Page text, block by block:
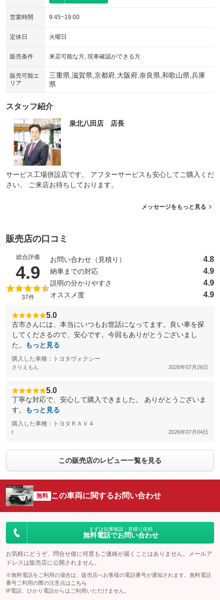
営業時間 9:45~19:00
定休日 火曜日
販売条件 来店可能な方, 現車確認ができる方
販売可能エ
リア
三重県,滋賀県,京都府,大阪府,奈良県,和歌山県,兵庫
県
スタッフ紹介
泉北八田店 店長
サービス工場併設店です。 アフターサービスも安心してご購入くだ
さい。 ご来店お待ちしております。
メッセージをもっと見る
販売店の口コミ
総合評価
4.9 （5点満点中）
37件
お問い合わせ（見積り） 4.8
納車までの対応 4.9
説明の分かりやすさ 4.9
オススメ度 4.9
5.0
古市さんには、本当にいつもお世話になってます。良い車を探
してくださるので、安心です。今回もありがとうございまし
た。
もっと見る
購入した車種：トヨタヴォクシー
さりえもん 2026年07月26日
5.0
丁寧な対応で、安心して購入できました。 ありがとうございま
す。
もっと見る
購入した車種：トヨタＲＡＶ４
t 2026年07月04日
この販売店のレビュー一覧を見る
無料 この車両に関するお問い合わせ
まずは在庫確認・見積り依頼
無料電話でお問い合わせ
お気軽にどうぞ。問合せ後に何度もご連絡が届くことはありません。メールア
ドレスは販売店に公開されません。
※無料電話をご利用の場合は、販売店へお客様の電話番号が通知されます。無料電話
番号ご利用の際の注意点は こちら
IP電話、ひかり電話からはご利用いただけません。